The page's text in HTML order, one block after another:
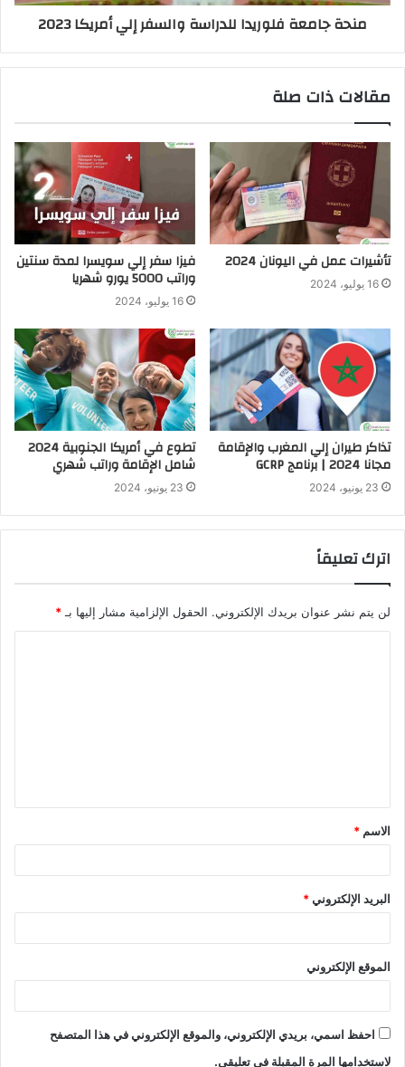
منحة جامعة فلوريدا للدراسة والسفر إلي أمريكا 2023
مقالات ذات صلة
تأشيرات عمل في اليونان 2024
16 يوليو، 2024
فيزا سفر إلي سويسرا لمدة سنتين
وراتب 5000 يورو شهريا
16 يوليو، 2024
تذاكر طيران إلي المغرب والإقامة
مجانا 2024 | برنامج GCRP
23 يونيو، 2024
تطوع في أمريكا الجنوبية 2024
شامل الإقامة وراتب شهري
23 يونيو، 2024
اترك تعليقاً
لن يتم نشر عنوان بريدك الإلكتروني. الحقول الإلزامية مشار إليها بـ *
الاسم *
البريد الإلكتروني*
الموقع الإلكتروني
احفظ اسمي، بريدي الإلكتروني، والموقع الإلكتروني في هذا المتصفح
لاستخدامها المرة المقبلة في تعليقي.